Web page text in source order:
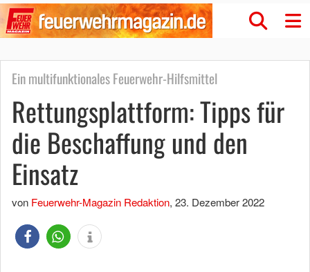
Ein multifunktionales Feuerwehr-Hilfsmittel
Rettungsplattform: Tipps für
die Beschaffung und den
Einsatz
von Feuerwehr-Magazin Redaktion, 23. Dezember 2022